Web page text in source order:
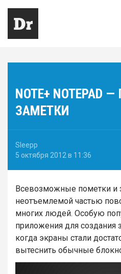
NOTE+ NOTEPAD
ЗАМЕТКИ
Sleepp
5 октября 2012 в 11:36
Всевозможные пометки и
неотъемлемой частью
многих людей. Особую
приложения для создания
когда экраны стали
вытеснить обычные